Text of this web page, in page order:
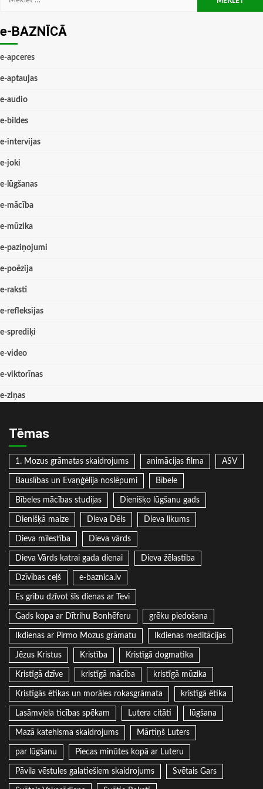
e-BAZNĪCĀ
e-apceres
e-aptaujas
e-audio
e-bildes
e-intervijas
e-joki
e-lūgšanas
e-mācība
e-mūzika
e-paziņojumi
e-poēzija
e-raksti
e-refleksijas
e-sprediķi
e-video
e-viktorīnas
e-ziņas
Tēmas
1. Mozus grāmatas skaidrojums animācijas filma ASV
Bauslības un Evaņģēlija noslēpumi Bībele
Bībeles mācības studijas Dienišķo lūgšanu gads
Dienišķā maize Dieva Dēls Dieva likums
Dieva mīlestība Dieva vārds
Dieva Vārds katrai gada dienai Dieva žēlastība
Dzīvības ceļš e-baznica.lv
Es gribu dzīvot šīs dienas ar Tevi
Gads kopa ar Dītrihu Bonhēferu grēku piedošana
Ikdienas ar Pirmo Mozus grāmatu Ikdienas meditācijas
Jēzus Kristus Kristība Kristīgā dogmatika
Kristīgā dzīve kristīgā mācība kristīgā mūzika
Kristīgās ētikas un morāles rokasgrāmata kristīgā ētika
Lasāmviela ticības spēkam Lutera citāti lūgšana
Mazā katehisma skaidrojums Mārtiņš Luters
par lūgšanu Piecas minūtes kopā ar Luteru
Pāvila vēstules galatiešiem skaidrojums Svētais Gars